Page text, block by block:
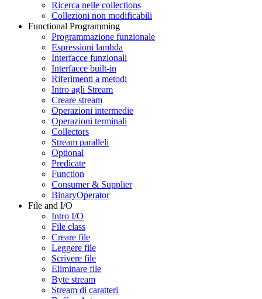
Ricerca nelle collections
Collezioni non modificabili
Functional Programming
Programmazione funzionale
Espressioni lambda
Interfacce funzionali
Interfacce built-in
Riferimenti a metodi
Intro agli Stream
Creare stream
Operazioni intermedie
Operazioni terminali
Collectors
Stream paralleli
Optional
Predicate
Function
Consumer & Supplier
BinaryOperator
File and I/O
Intro I/O
File class
Creare file
Leggere file
Scrivere file
Eliminare file
Byte stream
Stream di caratteri